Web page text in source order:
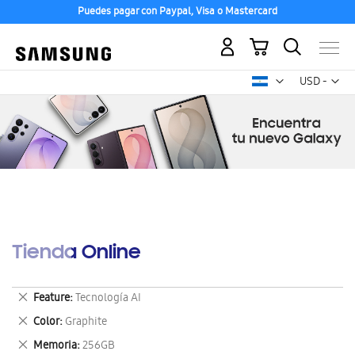
Puedes pagar con Paypal, Visa o Mastercard
USD -
dólar
Mi carrito
Tienda Online
Feature Tecnología AI
Eliminar
este
artículo
Color Graphite
Eliminar
este
Memoria 256GB
Eliminar